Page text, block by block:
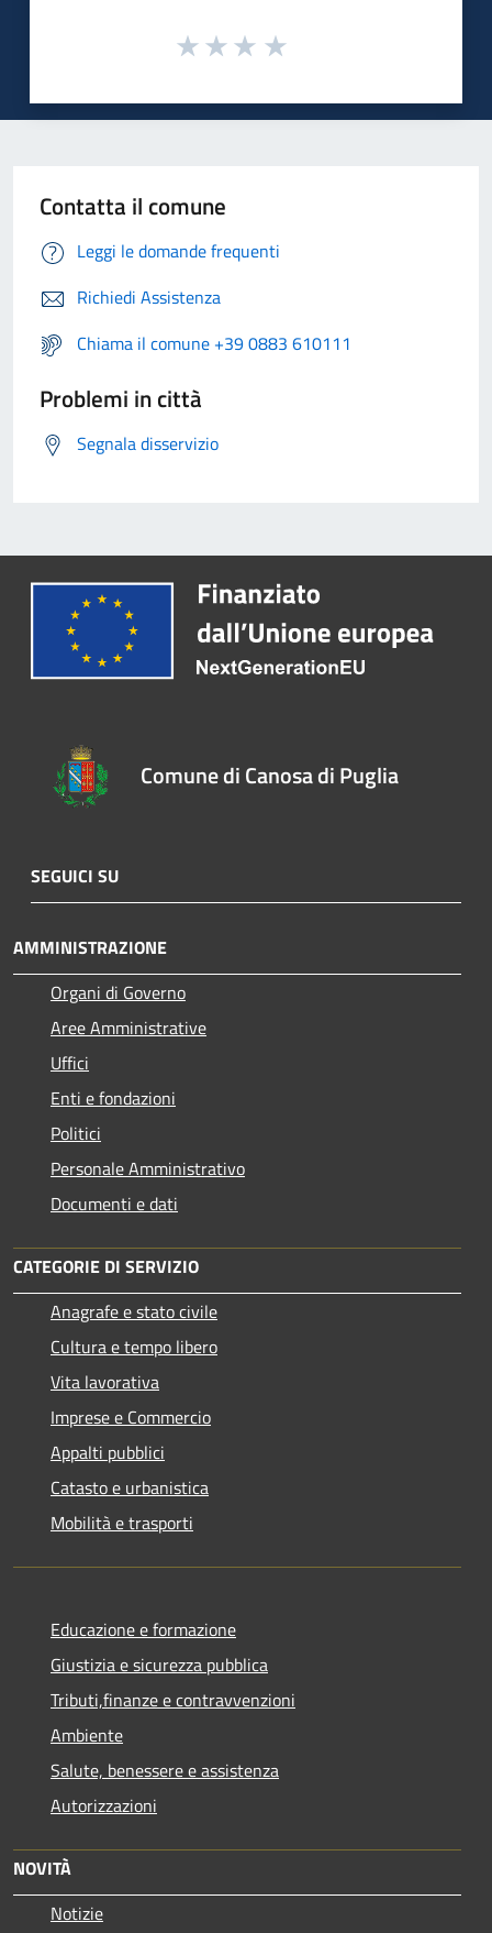
Contatta il comune
Leggi le domande frequenti
Richiedi Assistenza
Chiama il comune +39 0883 610111
Problemi in città
Segnala disservizio
Comune di Canosa di Puglia
SEGUICI SU
AMMINISTRAZIONE
Organi di Governo
Aree Amministrative
Uffici
Enti e fondazioni
Politici
Personale Amministrativo
Documenti e dati
CATEGORIE DI SERVIZIO
Anagrafe e stato civile
Cultura e tempo libero
Vita lavorativa
Imprese e Commercio
Appalti pubblici
Catasto e urbanistica
Mobilità e trasporti
Educazione e formazione
Giustizia e sicurezza pubblica
Tributi,finanze e contravvenzioni
Ambiente
Salute, benessere e assistenza
Autorizzazioni
NOVITÀ
Notizie